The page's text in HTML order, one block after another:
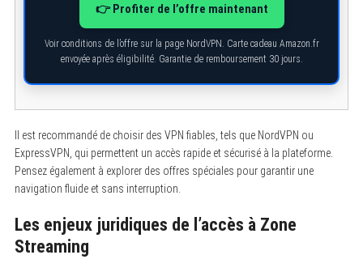
👉 Profiter de l’offre maintenant
Voir conditions de l’offre sur la page NordVPN. Carte cadeau Amazon.fr
envoyée après éligibilité. Garantie de remboursement 30 jours.
Il est recommandé de choisir des VPN fiables, tels que NordVPN ou
ExpressVPN, qui permettent un accès rapide et sécurisé à la plateforme.
Pensez également à explorer des offres spéciales pour garantir une
navigation fluide et sans interruption.
Les enjeux juridiques de l’accès à Zone
Streaming
S
e